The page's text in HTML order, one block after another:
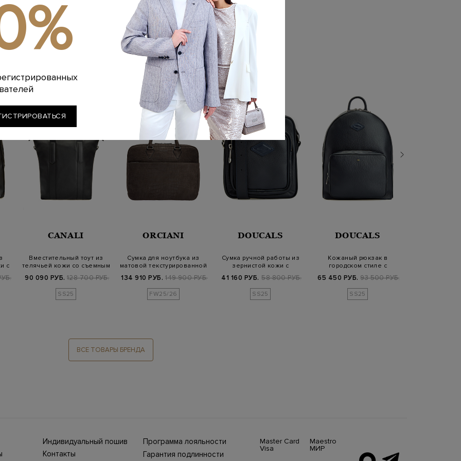
универсальном черном цвете дополнен мембранной спинкой,
широкими регулируемыми бретелями и ручкой для
дополнительного комфорта. Вместительное внутреннее отделение
полностью на подкладке. Детали: застежка на молнию с двойным
пуллером, внешний прорезной карман, патч с логотипом бренда.
Сделано в Италии.
Похожие товары
с
CANALI
Вместительный тоут из
телячьей кожи со съемным
90 090 РУБ. 128 700 РУБ.
SS25
ORCIANI
Сумка для ноутбука из
матовой текстурированной
134 910 РУБ. 149 900 РУБ.
FW25/26
DOUCALS
Сумка ручной работы из
зернистой кожи с
41 160 РУБ. 58 800 РУБ.
SS25
DOUCALS
Кожаный рюкзак в
городском стиле с
65 450 РУБ. 93 500 РУБ.
SS25
ВСЕ ТОВАРЫ БРЕНДА
Индивидуальный пошив
Ежегодно в бутики
Stefano Ricci, Brioni,
Контакты
Программа лояльности
Гарантия подлинности
Master Card
Visa
Maestro
МИР